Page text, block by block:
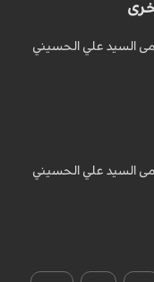
السيد علي الحسيني
السيد علي الحسيني